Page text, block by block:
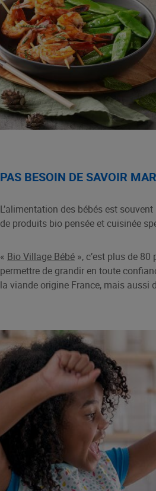
PAS BESOIN DE SAVOIR
L’alimentation des bébés est
de produits bio pensée et cuisinée
« Bio Village Bébé », c’est plus de
permettre de grandir en toute
la viande origine France, mais aussi